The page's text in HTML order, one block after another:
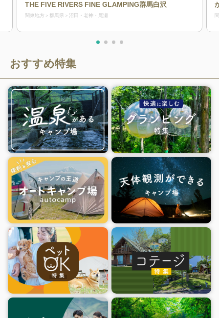
THE FIVE RIVERS FINE GLAMPING群馬白沢
関東地方 群馬県 沼田・老神・尾瀬
おすすめ特集